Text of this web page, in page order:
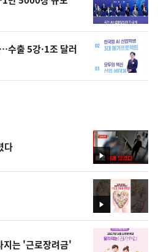
수출 5강·1조 달러
영
상
다
영
상
지는 '근로장려금'